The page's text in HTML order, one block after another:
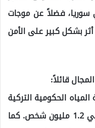
سوريا، فضلاً عن موجات
أثر بشكل كبير على الأمن
قائلاً:
الحكومية التركية
(DSİ) بتأمين مياه شرب نظيفة تكفي 1.2 مليون شخص. كما